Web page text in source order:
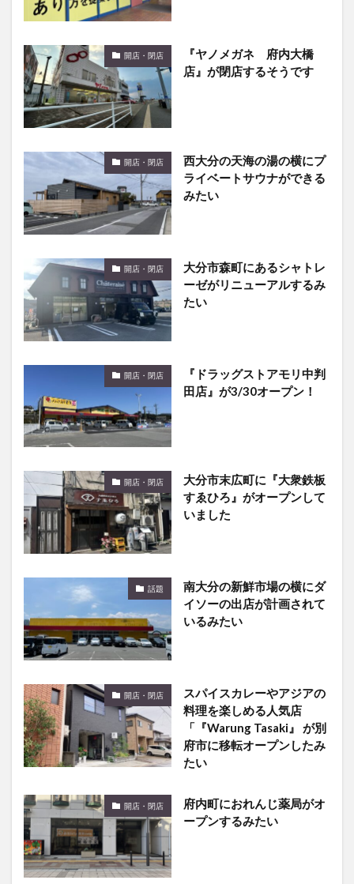
開店・閉店
『ヤノメガネ 府内大橋
店』が閉店するそうです
開店・閉店
西大分の天海の湯の横にプ
ライベートサウナができる
みたい
開店・閉店
大分市森町にあるシャトレ
ーゼがリニューアルするみ
たい
開店・閉店
『ドラッグストアモリ中判
田店』が3/30オープン！
開店・閉店
大分市末広町に『大衆鉄板
すゑひろ』がオープンして
いました
話題
南大分の新鮮市場の横にダ
イソーの出店が計画されて
いるみたい
開店・閉店
スパイスカレーやアジアの
料理を楽しめる人気店
「『Warung Tasaki』 が別
府市に移転オープンしたみ
たい
開店・閉店
府内町におれんじ薬局がオ
ープンするみたい